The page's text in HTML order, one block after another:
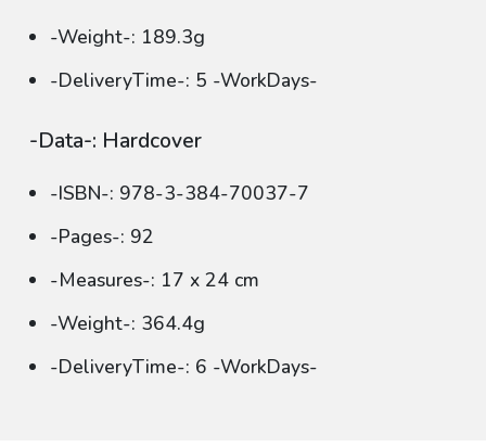
-Weight-: 189.3g
-DeliveryTime-: 5 -WorkDays-
-Data-: Hardcover
-ISBN-: 978-3-384-70037-7
-Pages-: 92
-Measures-: 17 x 24 cm
-Weight-: 364.4g
-DeliveryTime-: 6 -WorkDays-